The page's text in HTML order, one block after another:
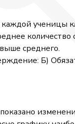
ученицы
среднего.
Б)